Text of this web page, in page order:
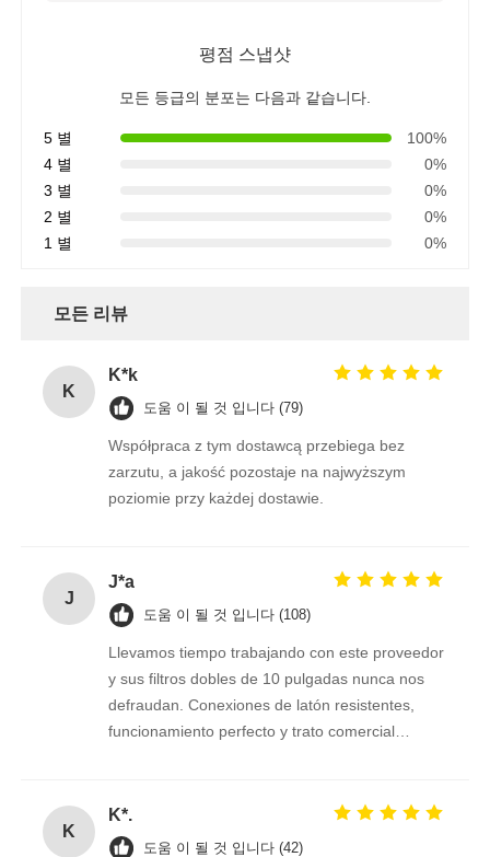
평점 스냅샷
모든 등급의 분포는 다음과 같습니다.
5 별
100%
4 별
0%
3 별
0%
2 별
0%
1 별
0%
모든 리뷰
K
K*k
도움 이 될 것 입니다 (79)
Współpraca z tym dostawcą przebiega bez
zarzutu, a jakość pozostaje na najwyższym
poziomie przy każdej dostawie.
J
J*a
도움 이 될 것 입니다 (108)
Llevamos tiempo trabajando con este proveedor
y sus filtros dobles de 10 pulgadas nunca nos
defraudan. Conexiones de latón resistentes,
funcionamiento perfecto y trato comercial
K
K*.
도움 이 될 것 입니다 (42)